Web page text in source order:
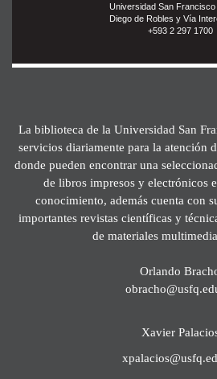
Universidad San Francisco
Diego de Robles y Vía
+593 2 297 1700
La biblioteca de la Universidad San
servicios diariamente para la atención
donde pueden encontrar una
de libros impresos y electrónicos
conocimiento, además cuenta con
importantes revistas científicas y
de materiales
Orlando
Xavier